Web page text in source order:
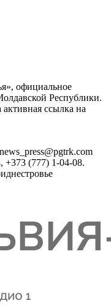
официальное
Республики.
ссылка на
+373 (777) 1-04-08.